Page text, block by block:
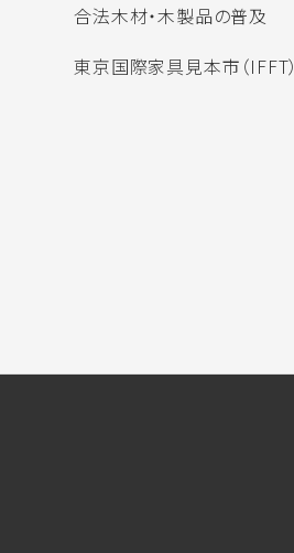
合法木材・木製品の普及
東京国際家具見本市（IFFT）